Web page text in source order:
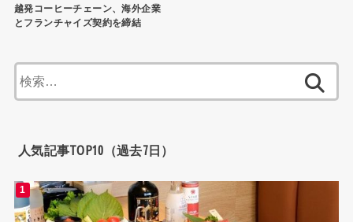
越発コーヒーチェーン、海外企業
とフランチャイズ契約を締結
索:
人気記事TOP10（過去7日）